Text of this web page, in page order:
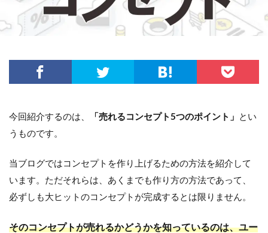
今回紹介するのは、 「売れるコンセプト5つのポイント」
とい
うものです。
当ブログではコンセプトを作り上げるための方法を紹介して
います。ただそれらは、あくまでも作り方の方法であって、
必ずしも大ヒットのコンセプトが完成するとは限りません。
そのコンセプトが売れるかどうかを知っているのは、ユー